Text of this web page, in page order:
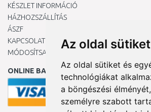
Az oldal
Az oldal sütiket és
technológiákat
a böngészési
személyre szabott
KÉSZLET INFORMÁCIÓ
HÁZHOZSZÁLLÍTÁS
ÁSZF
KAPCSOLAT
MÓDOSÍTSA A COOKIE-BEÁLLÍTÁSAIMAT
ONLINE BANKKÁRTYÁVAL